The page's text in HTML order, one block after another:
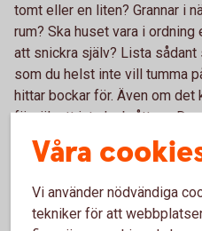
tomt eller en liten? Grannar i
rum? Ska huset vara i ordning
att snickra själv? Lista
som du helst inte vill tumma
hittar bockar för. Även om
försök att inte ha bråttom.
men kanske inte precis just nu.
Säkra budgeten
Våra
Vi använder nödvändiga
tekniker för att